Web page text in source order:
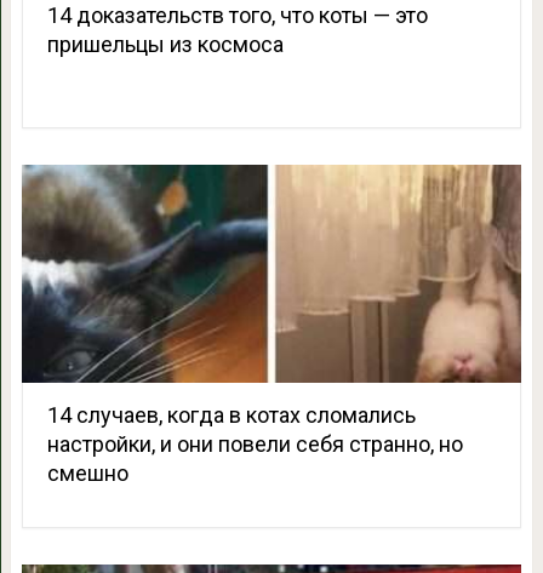
14 доказательств того, что коты — это
пришельцы из космоса
14 случаев, когда в котах сломались
настройки, и они повели себя странно, но
смешно